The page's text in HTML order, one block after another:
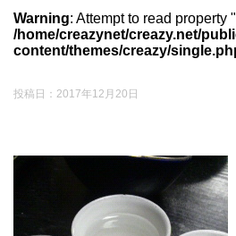
Warning: Attempt to read property
/home/creazynet/creazy.net/
content/themes/creazy/
投稿日： 2017年12月20日